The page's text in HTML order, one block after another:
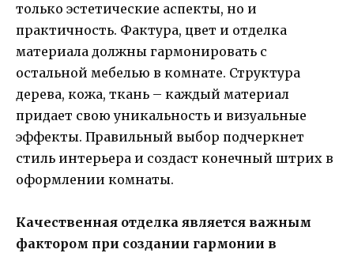
только эстетические аспекты, но и
практичность. Фактура, цвет и отделка
материала должны гармонировать с
остальной мебелью в комнате. Структура
дерева, кожа, ткань – каждый материал
придает свою уникальность и визуальные
эффекты. Правильный выбор подчеркнет
стиль интерьера и создаст конечный штрих в
оформлении комнаты.
Качественная отделка является важным
фактором при создании гармонии в